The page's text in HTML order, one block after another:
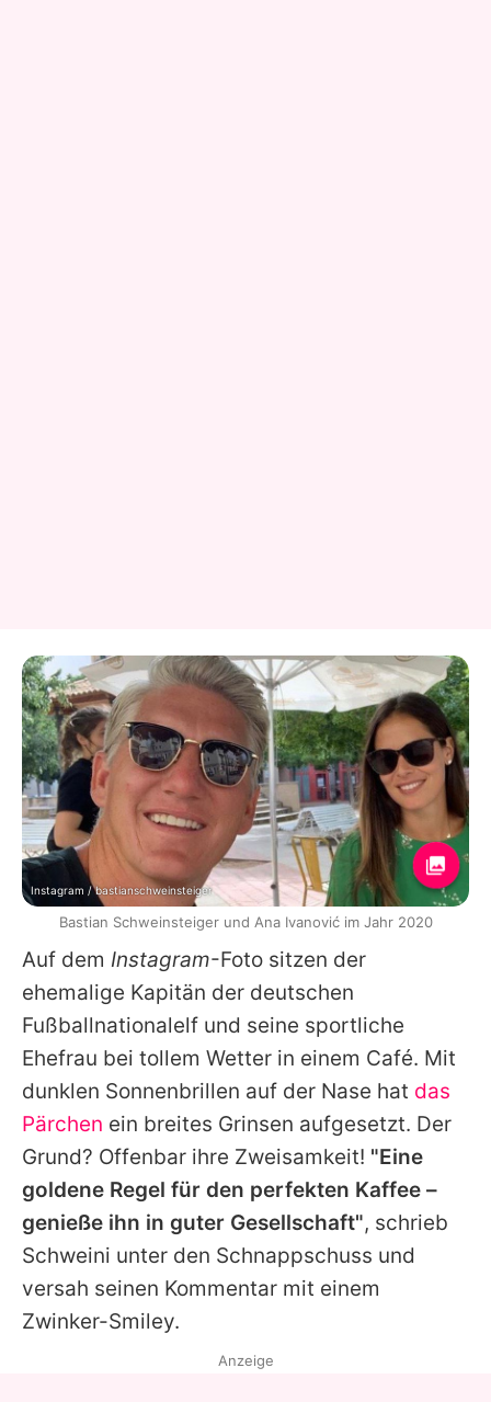
Auf dem Instagram-Foto sitzen der
ehemalige Kapitän der deutschen
Fußballnationalelf und seine sportliche
Ehefrau bei tollem Wetter in einem Café. Mit
dunklen Sonnenbrillen auf der Nase hat das
Pärchen ein breites Grinsen aufgesetzt. Der
Grund? Offenbar ihre Zweisamkeit! "Eine
goldene Regel für den perfekten Kaffee –
genieße ihn in guter Gesellschaft", schrieb
Schweini unter den Schnappschuss und
versah seinen Kommentar mit einem
Zwinker-Smiley.
Instagram / bastianschweinsteiger
Bastian Schweinsteiger und Ana Ivanović im Jahr 2020
Anzeige